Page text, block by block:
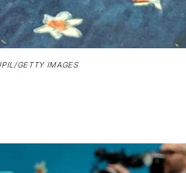
GETTY IMAGES